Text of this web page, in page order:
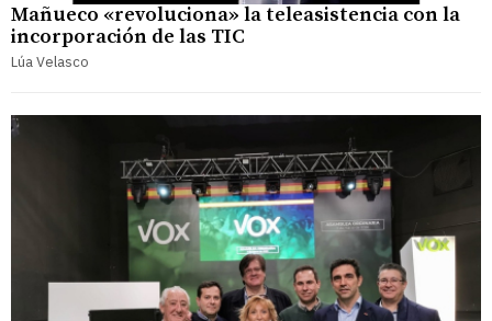
Mañueco «revoluciona» la teleasistencia con la
incorporación de las TIC
Lúa Velasco